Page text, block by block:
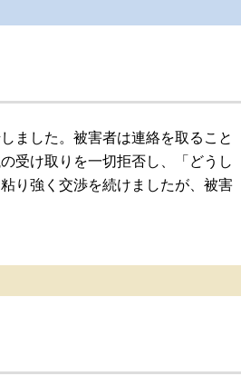
ました。被害者は連絡を取ること
受け取りを一切拒否し、「どうし
り強く交渉を続けましたが、被害